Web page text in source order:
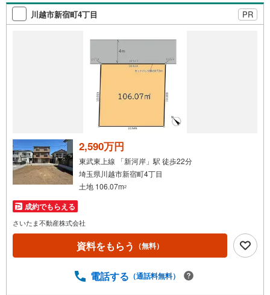
《暮らしやすさがギュッ！と詰まった家族に嬉しい好立地☆》
━…‥Planning‥…━
建築条件付きだからこそ、ゼロから一緒に“理想の暮らし”をデザイン可能！
お客様の生活スタイルや将来設計に合わせて一からプランニングできるた
間取り検討から仕様選びまで楽しんでいただけるよう丁寧にサポート。
過程そのものが思い出になるよう、最後まで寄り添ってお手伝いいたしま
住まいづくりは当社「COCOYUNO」とともに進めていただきます。
土地の魅力を最大限に活かしたプラン提案を行い、
耐震等級3取得・制震装置採用・高気密断熱仕様など
安心して長く暮らせる性能を標準装備。
外装・設備選びまで含めたトータルな住まいづくりをサポートします＾＾
━…‥Location‥…━
初めての登下校も安心な小学校まで「徒歩3分」
遅くまで部活動があった帰りも安心な中学校まで「徒歩6分」
コンビニ・スーパーなどの商業施設が徒歩圏内に充実している好立地！
公園「徒歩5分」圏内多数☆
川越市新宿町4丁目 PR
2,590万円
東武東上線 「新河岸」駅 徒歩22分
埼玉県川越市新宿町4丁目
土地 106.07m2
成約でもらえる
さいたま不動産株式会社
資料をもらう （無料）
電話する （通話料無料）